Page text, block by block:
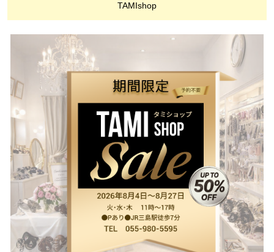
TAMIshop